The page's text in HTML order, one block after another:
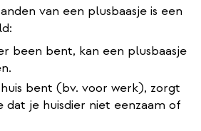
van een plusbaasje is een
been bent, kan een plusbaasje
bent (bv. voor werk), zorgt
dat je huisdier niet eenzaam of